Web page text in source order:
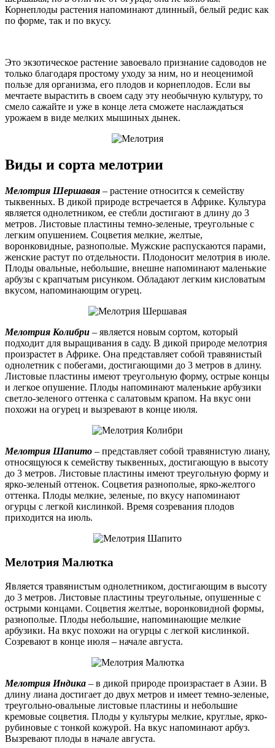
Корнеплоды растения напоминают длинный, белый редис как
по форме, так и по вкусу.
Это экзотическое растение завоевало признание садоводов не
только благодаря простому уходу за ним, но и неоценимой
пользе для организма, его плодов и корнеплодов. Если вы
мечтаете вырастить в своем саду эту необычную культуру, то
смело сажайте и уже в конце лета сможете наслаждаться
урожаем в виде мелких мышиных дынек.
Виды и сорта мелотрии
Мелотрия Шершавая – растение относится к семейству
тыквенных. В дикой природе встречается в Африке. Культура
является однолетником, ее стебли достигают в длину до 3
метров. Листовые пластины темно-зеленые, треугольные с
легким опушением. Соцветия мелкие, желтые,
воронковидные, разнополые. Мужские распускаются парами,
женские растут по отдельности. Плодоносит мелотрия в июле.
Плоды овальные, небольшие, внешне напоминают маленькие
арбузы с крапчатым рисунком. Обладают легким кисловатым
вкусом, напоминающим огурец.
Мелотрия Колибри – является новым сортом, который
подходит для выращивания в саду. В дикой природе мелотрия
произрастет в Африке. Она представляет собой травянистый
однолетник с побегами, достигающими до 3 метров в длину.
Листовые пластины имеют треугольную форму, острые концы
и легкое опушение. Плоды напоминают маленькие арбузики
светло-зеленого оттенка с салатовым крапом. На вкус они
похожи на огурец и вызревают в конце июля.
Мелотрия Шапито – представляет собой травянистую лиану,
относящуюся к семейству тыквенных, достигающую в высоту
до 3 метров. Листовые пластины имеют треугольную форму и
ярко-зеленый оттенок. Соцветия разнополые, ярко-желтого
оттенка. Плоды мелкие, зеленые, по вкусу напоминают
огурцы с легкой кислинкой. Время созревания плодов
приходится на июль.
Мелотрия Малютка
Является травянистым однолетником, достигающим в высоту
до 3 метров. Листовые пластины треугольные, опушенные с
острыми концами. Соцветия желтые, воронковидной формы,
разнополые. Плоды небольшие, напоминающие мелкие
арбузики. На вкус похожи на огурцы с легкой кислинкой.
Созревают в конце июля – начале августа.
Мелотрия Индика – в дикой природе произрастает в Азии. В
длину лиана достигает до двух метров и имеет темно-зеленые,
треугольно-овальные листовые пластины и небольшие
кремовые соцветия. Плоды у культуры мелкие, круглые, ярко-
рубиновые с тонкой кожурой. На вкус напоминают арбуз.
Вызревают плоды в начале августа.